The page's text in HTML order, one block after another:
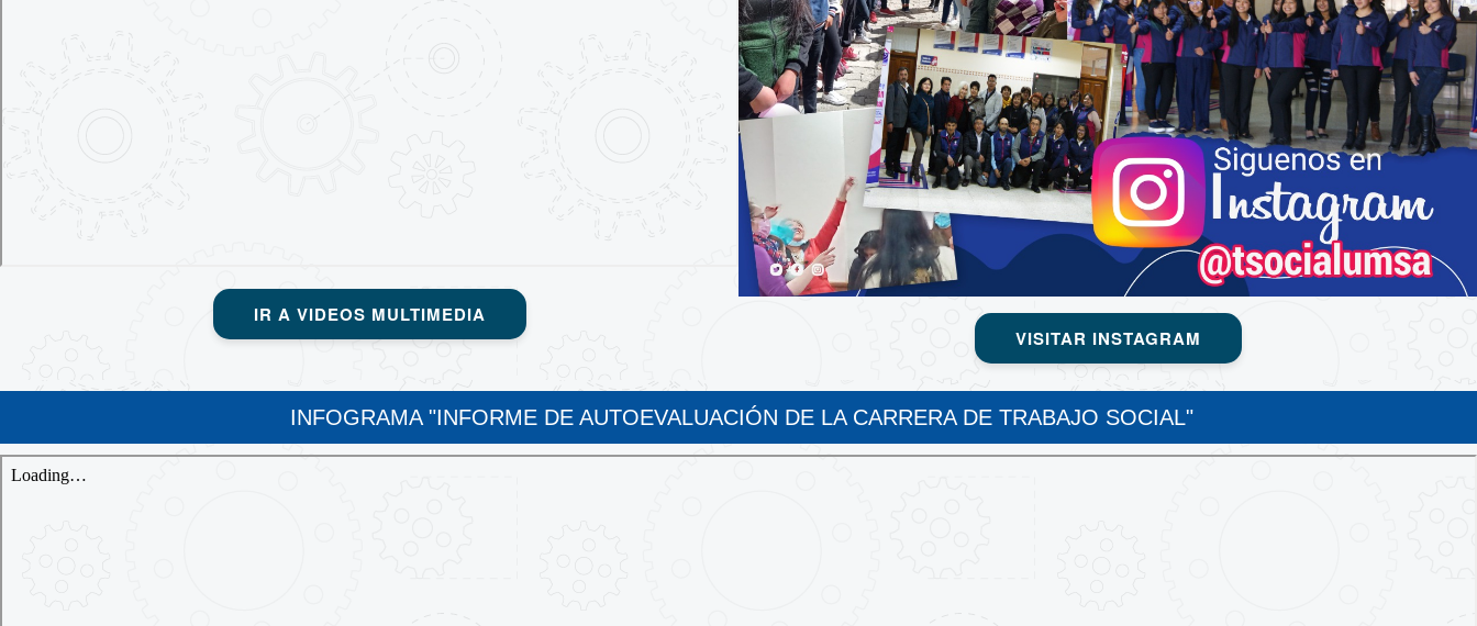
IR A VIDEOS MULTIMEDIA
VISITAR INSTAGRAM
INFOGRAMA "INFORME DE AUTOEVALUACIÓN DE LA CARRERA DE TRABAJO SOCIAL"